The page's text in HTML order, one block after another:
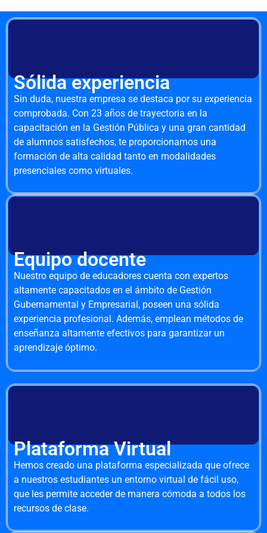
Sólida experiencia
Sin duda, nuestra empresa se destaca por su experiencia
comprobada. Con 23 años de trayectoria en la
capacitación en la Gestión Pública y una gran cantidad
de alumnos satisfechos, te proporcionamos una
formación de alta calidad tanto en modalidades
presenciales como virtuales.
Equipo docente
Nuestro equipo de educadores cuenta con expertos
altamente capacitados en el ámbito de Gestión
Gubernamental y Empresarial, poseen una sólida
experiencia profesional. Además, emplean métodos de
enseñanza altamente efectivos para garantizar un
aprendizaje óptimo.
Plataforma Virtual
Hemos creado una plataforma especializada que ofrece
a nuestros estudiantes un entorno virtual de fácil uso,
que les permite acceder de manera cómoda a todos los
recursos de clase.